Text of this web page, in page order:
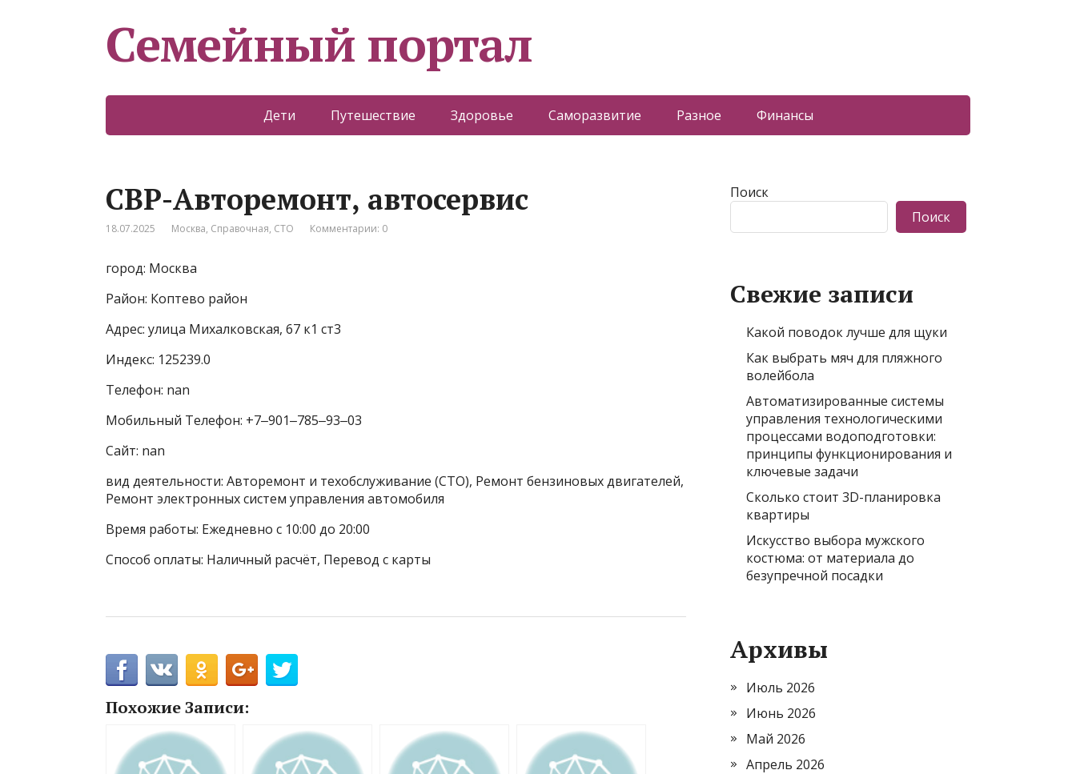
Семейный портал
Дети Путешествие Здоровье Саморазвитие Разное Финансы
СВР-Авторемонт, автосервис
18.07.2025 Москва, Справочная, СТО Комментарии: 0
город: Москва
Район: Коптево район
Адрес: улица Михалковская, 67 к1 ст3
Индекс: 125239.0
Телефон: nan
Мобильный Телефон: +7‒901‒785‒93‒03
Сайт: nan
вид деятельности: Авторемонт и техобслуживание (СТО), Ремонт бензиновых двигателей,
Ремонт электронных систем управления автомобиля
Время работы: Ежедневно с 10:00 до 20:00
Способ оплаты: Наличный расчёт, Перевод с карты
Похожие Записи:
Поиск
Поиск
Свежие записи
Какой поводок лучше для щуки
Как выбрать мяч для пляжного
волейбола
Автоматизированные системы
управления технологическими
процессами водоподготовки:
принципы функционирования и
ключевые задачи
Сколько стоит 3D-планировка
квартиры
Искусство выбора мужского
костюма: от материала до
безупречной посадки
Архивы
Июль 2026
Июнь 2026
Май 2026
Апрель 2026